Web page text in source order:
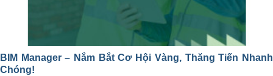
BIM Manager – Nắm Bắt Cơ Hội Vàng, Thăng Tiến Nhanh
Chóng!